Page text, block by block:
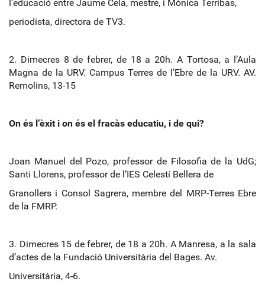
l’educació entre Jaume Cela, mestre, i Mònica Terribas,
periodista, directora de TV3.
2. Dimecres 8 de febrer, de 18 a 20h. A Tortosa, a l’Aula
Magna de la URV. Campus Terres de l’Ebre de la URV. AV.
Remolins, 13‐15
On és l’èxit i on és el fracàs educatiu, i de qui?
Joan Manuel del Pozo, professor de Filosofia de la UdG;
Santi Llorens, professor de l’IES Celestí Bellera de
Granollers i Consol Sagrera, membre del MRP‐Terres Ebre
de la FMRP.
3. Dimecres 15 de febrer, de 18 a 20h. A Manresa, a la sala
d’actes de la Fundació Universitària del Bages. Av.
Universitària, 4‐6.